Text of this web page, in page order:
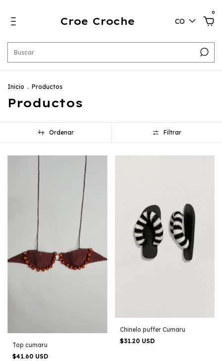
Croe Croche CO
0
Inicio . Productos
Productos
Ordenar Filtrar
Top cumaru
$41.60 USD
Chinelo puffer Cumaru
$31.20 USD